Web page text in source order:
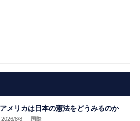
アメリカは日本の憲法をどうみるのか
2026/8/8 .国際